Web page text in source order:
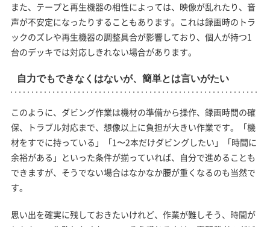
また、テープと再生機器の相性によっては、映像が乱れたり、音
声が不安定になったりすることもあります。これは録画時のトラ
ックのズレや再生機器の調整具合が影響しており、個人が持つ1
台のデッキでは対応しきれない場合があります。
自力でもできなくはないが、簡単とは言いがたい
このように、ダビング作業は機材の準備から操作、録画時間の確
保、トラブル対応まで、想像以上に負担が大きい作業です。「機
材をすでに持っている」「1〜2本だけダビングしたい」「時間に
余裕がある」といった条件が揃っていれば、自分で進めることも
できますが、そうでない場合はなかなか腰が重くなるのも当然で
す。
思い出を確実に残しておきたいけれど、作業が難しそう、時間が